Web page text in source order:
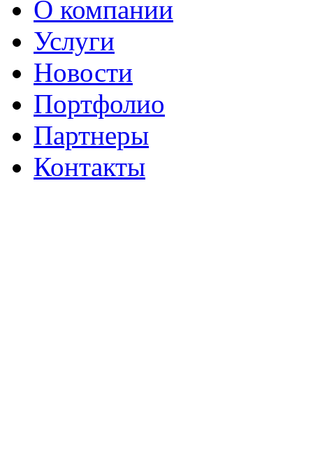
О компании
Услуги
Новости
Портфолио
Партнеры
Контакты